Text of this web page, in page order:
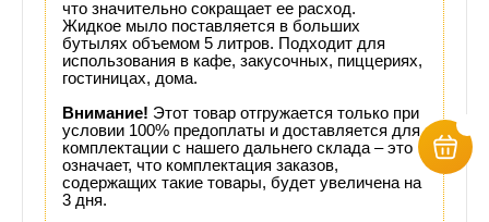
что значительно сокращает ее расход.
Жидкое мыло поставляется в больших
бутылях объемом 5 литров. Подходит для
использования в кафе, закусочных, пиццериях,
гостиницах, дома.
Внимание! Этот товар отгружается только при
условии 100% предоплаты и доставляется для
комплектации с нашего дальнего склада – это
означает, что комплектация заказов,
содержащих такие товары, будет увеличена на
3 дня.